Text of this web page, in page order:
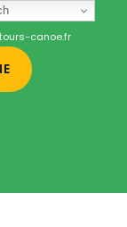
canoe.fr